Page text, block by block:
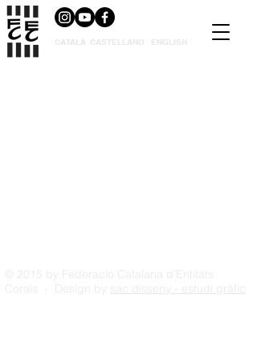
CATALÀ CASTELLANO ENGLISH
© 2015 by Federació Catalana d'Entitats
Corals - Design by
sac disseny - estudi gràfic